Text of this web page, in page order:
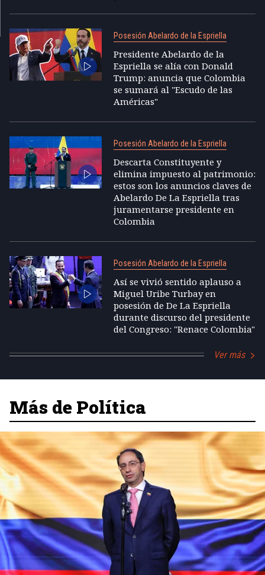
Posesión Abelardo de la Espriella
Presidente Abelardo de la
Espriella se alía con Donald
Trump: anuncia que Colombia
se sumará al "Escudo de las
Américas"
Posesión Abelardo de la Espriella
Descarta Constituyente y
elimina impuesto al patrimonio:
estos son los anuncios claves de
Abelardo De La Espriella tras
juramentarse presidente en
Colombia
Posesión Abelardo de la Espriella
Así se vivió sentido aplauso a
Miguel Uribe Turbay en
posesión de De La Espriella
durante discurso del presidente
del Congreso: "Renace Colombia"
Ver más
Más de Política